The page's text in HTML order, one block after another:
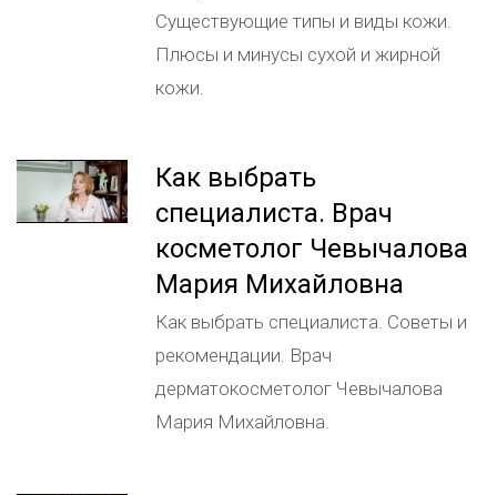
Существующие типы и виды кожи.
Плюсы и минусы сухой и жирной
кожи.
Как выбрать
специалиста. Врач
косметолог Чевычалова
Мария Михайловна
Как выбрать специалиста. Советы и
рекомендации. Врач
дерматокосметолог Чевычалова
Мария Михайловна.